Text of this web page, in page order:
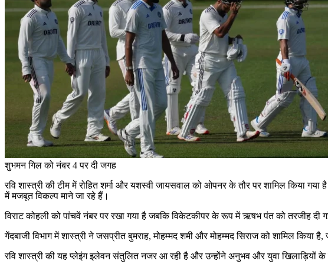
शुभमन गिल को नंबर 4 पर दी जगह
रवि शास्त्री की टीम में रोहित शर्मा और यशस्वी जायसवाल को ओपनर के तौर पर शामिल किया
में मजबूत विकल्प माने जा रहे हैं।
विराट कोहली को पांचवें नंबर पर रखा गया है जबकि विकेटकीपर के रूप में ऋषभ पंत को तरजीह
गेंदबाजी विभाग में शास्त्री ने जसप्रीत बुमराह, मोहम्मद शमी और मोहम्मद सिराज को शामिल किया
रवि शास्त्री की यह प्लेइंग इलेवन संतुलित नजर आ रही है और उन्होंने अनुभव और युवा खिलाड़ियों